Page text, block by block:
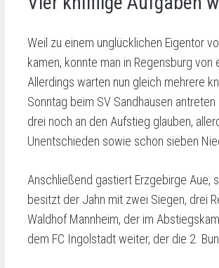
Weil zu einem unglücklichen Eigentor
kamen, konnte man in Regensburg
Allerdings warten nun gleich mehrere
Sonntag beim SV Sandhausen
drei noch an den Aufstieg glauben,
Unentschieden sowie schon sieben
Anschließend gastiert Erzgebirge Aue,
besitzt der Jahn mit zwei Siegen, drei
Waldhof Mannheim, der im
dem FC Ingolstadt weiter, der die 2.